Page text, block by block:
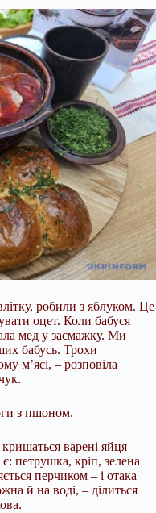
робили з яблуком. Це
оцет. Коли бабуся
мед у засмажку. Ми
бабусь. Трохи
м’ясі, – розповіла
з пшоном.
варені яйця –
петрушка, кріп, зелена
перчиком – і отака
й на воді, – ділиться